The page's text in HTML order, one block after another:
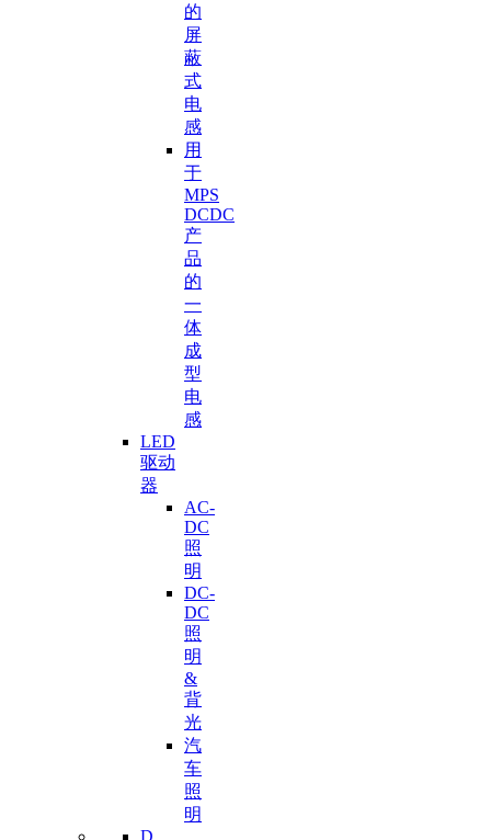
的
屏
蔽
式
电
感
用
于
MPS
DCDC
产
品
的
一
体
成
型
电
感
LED
驱动
器
AC-
DC
照
明
DC-
DC
照
明
&
背
光
汽
车
照
明